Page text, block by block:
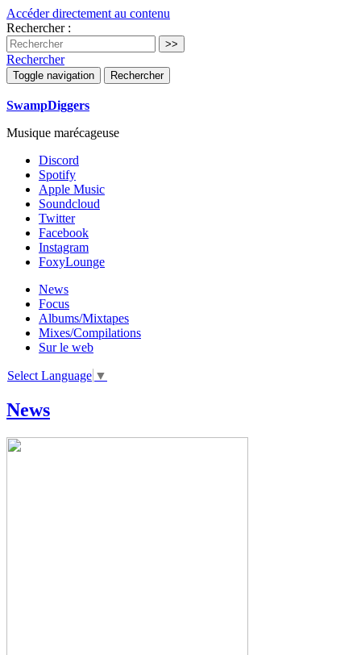
Accéder directement au contenu
Rechercher :
Rechercher
Toggle navigation Rechercher
SwampDiggers
Musique marécageuse
Discord
Spotify
Apple Music
Soundcloud
Twitter
Facebook
Instagram
FoxyLounge
News
Focus
Albums/Mixtapes
Mixes/Compilations
Sur le web
Select Language ▼
News